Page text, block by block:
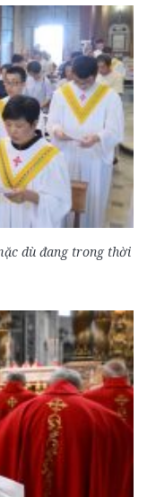
dù đang trong thời